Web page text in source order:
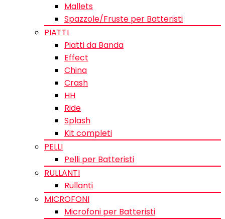
Mallets
Spazzole/Fruste per Batteristi
PIATTI
Piatti da Banda
Effect
China
Crash
HH
Ride
Splash
Kit completi
PELLI
Pelli per Batteristi
RULLANTI
Rullanti
MICROFONI
Microfoni per Batteristi